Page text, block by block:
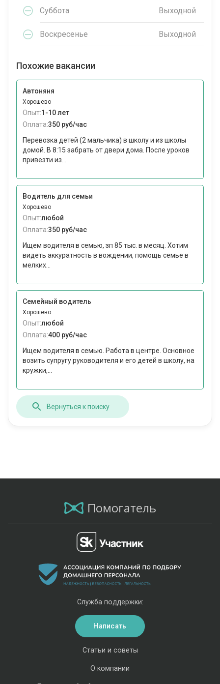
Суббота Выходной
Воскресенье Выходной
Похожие вакансии
Автоняня
Хорошево
Опыт:1-10 лет
Оплата:350 руб/час
Перевозка детей (2 мальчика) в школу и из школы
домой. В 8:15 забрать от двери дома. После уроков
привезти из...
Водитель для семьи
Хорошево
Опыт:любой
Оплата:350 руб/час
Ищем водителя в семью, зп 85 тыс. в месяц. Хотим
видеть аккуратность в вождении, помощь семье в
мелких...
Семейный водитель
Хорошево
Опыт:любой
Оплата:400 руб/час
Ищем водителя в семью. Работа в центре. Основное
возить супругу руководителя и его детей в школу, на
кружки,...
Вернуться к поиску
Помогатель
Статьи и советы
О компании
Служба поддержки:
Написать